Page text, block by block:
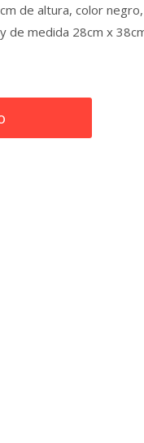
de altura, color
de medida 28cm x